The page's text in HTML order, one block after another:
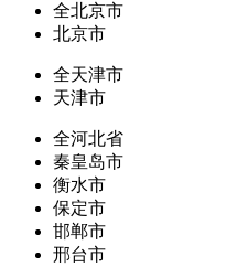
全北京市
北京市
全天津市
天津市
全河北省
秦皇岛市
衡水市
保定市
邯郸市
邢台市